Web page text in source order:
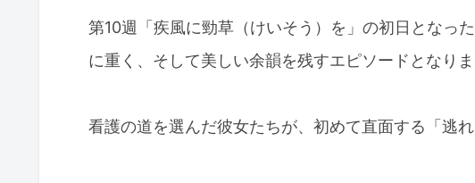
第10週「疾風に勁草（けいそう）を」の初日となっ
に重く、そして美しい余韻を残すエピソードとなりま
看護の道を選んだ彼女たちが、初めて直面する「逃れ